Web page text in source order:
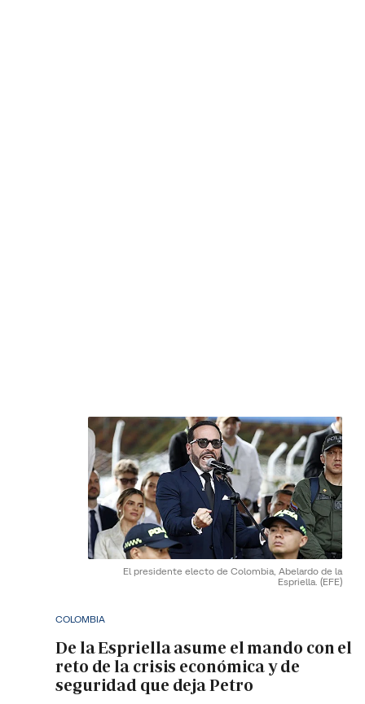
El presidente electo de Colombia, Abelardo de la
Espriella. (EFE)
COLOMBIA
De la Espriella asume el mando con el
reto de la crisis económica y de
seguridad que deja Petro